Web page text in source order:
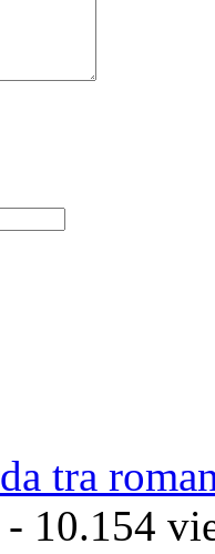
tra
- 10.154